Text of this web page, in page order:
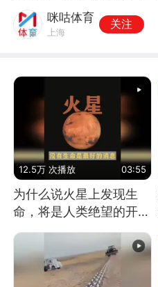
咪咕体育
上海
关注
12.5万 次播放 03:55
为什么说火星上发现生
命，将是人类绝望的开
始？